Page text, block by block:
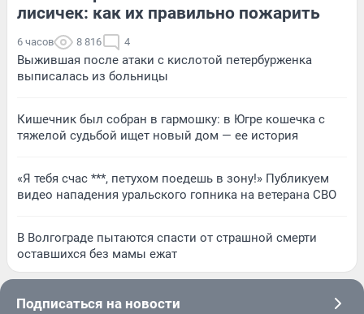
лисичек: как их правильно пожарить
6 часов 8 816 4
Выжившая после атаки с кислотой петербурженка
выписалась из больницы
Кишечник был собран в гармошку: в Югре кошечка с
тяжелой судьбой ищет новый дом — ее история
«Я тебя счас ***, петухом поедешь в зону!» Публикуем
видео нападения уральского гопника на ветерана СВО
В Волгограде пытаются спасти от страшной смерти
оставшихся без мамы ежат
Подписаться на новости